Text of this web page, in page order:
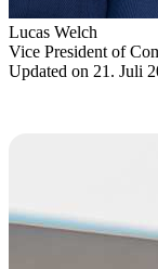
Lucas Welch
Vice President of
Updated on 21. Juli